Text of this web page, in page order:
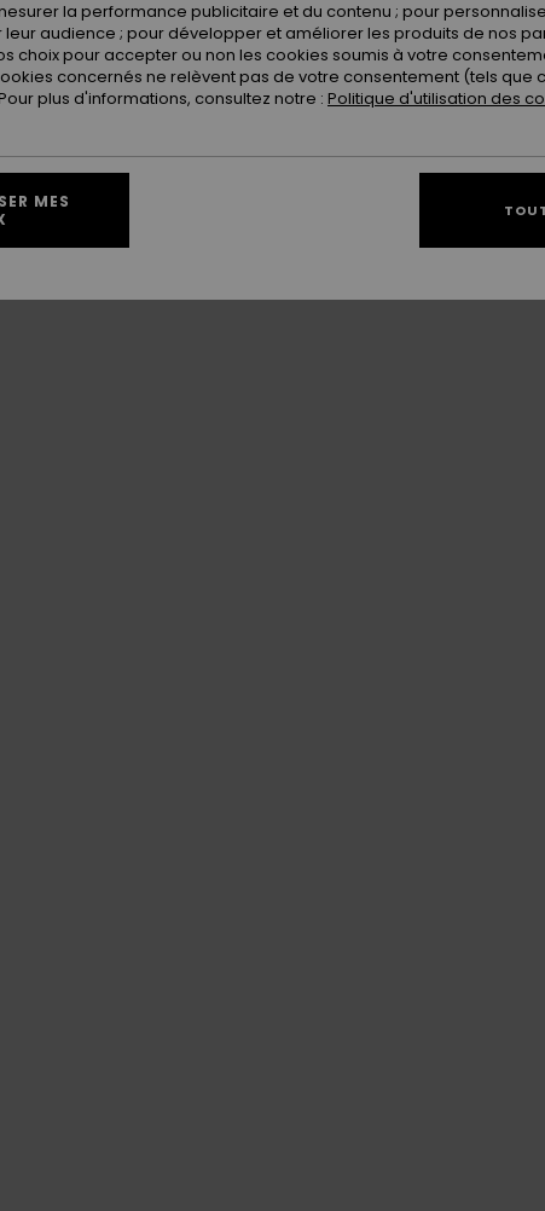
les versants de Cotch et Pène Blanque.
coeur des Pyrénées : balade en dameuse,
la performance publicitaire et du contenu ; pour
leur audience ; pour développer et améliorer les produits de nos
choix pour accepter ou non les cookies soumis à votre
concernés ne relèvent pas de votre consentement (tels que
plus d'informations, consultez notre : Politique d'utilisation des
MES